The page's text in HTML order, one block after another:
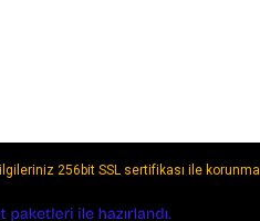
256bit SSL sertifikası ile
e-